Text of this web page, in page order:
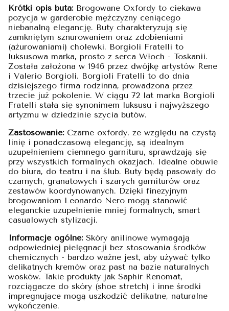
Krótki opis buta: Brogowane Oxfordy to ciekawa
pozycja w garderobie mężczyzny ceniącego
niebanalną elegancję. Buty charakteryzują się
zamkniętym sznurowaniem oraz zdobieniami
(ażurowaniami) cholewki. Borgioli Fratelli to
luksusowa marka, prosto z serca Włoch - Toskanii.
Została założona w 1946 przez dwójkę artystów Rene
i Valerio Borgioli. Borgioli Fratelli to do dnia
dzisiejszego firma rodzinna, prowadzona przez
trzecie już pokolenie. W ciągu 72 lat marka Borgioli
Fratelli stała się synonimem luksusu i najwyższego
artyzmu w dziedzinie szycia butów.
Zastosowanie: Czarne oxfordy, ze względu na czystą
linię i ponadczasową elegancję, są idealnym
uzupełnieniem ciemnego garnituru, sprawdzają się
przy wszystkich formalnych okazjach. Idealne obuwie
do biura, do teatru i na ślub. Buty będą pasowały do
czarnych, granatowych i szarych garniturów oraz
zestawów koordynowanych. Dzięki finezyjnym
brogowaniom Leonardo Nero mogą stanowić
eleganckie uzupełnienie mniej formalnych, smart
casualowych stylizacji.
Informacje ogólne:Skóry anilinowe wymagają
odpowiedniej pielęgnacji bez stosowania środków
chemicznych - bardzo ważne jest, aby używać tylko
delikatnych kremów oraz past na bazie naturalnych
wosków. Takie produkty jak Saphir Renomat,
rozciągacze do skóry (shoe stretch) i inne środki
impregnujące mogą uszkodzić delikatne, naturalne
wykończenie.